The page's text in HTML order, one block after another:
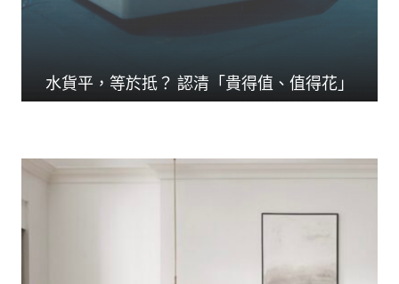
水貨平，等於抵？ 認清「貴得值、值得花」